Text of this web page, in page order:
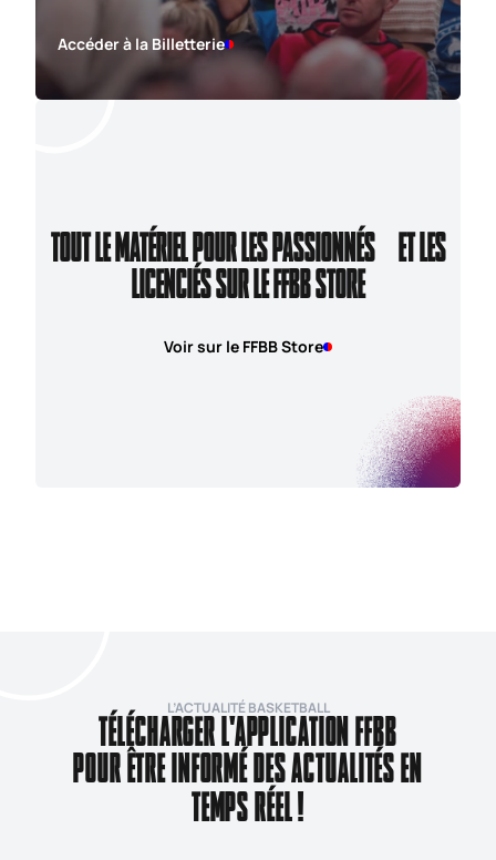
Accéder à la Billetterie
TOUT LE MATÉRIEL POUR LES PASSIONNÉS ET LES
LICENCIÉS SUR LE FFBB STORE
Voir sur le FFBB Store
L’ACTUALITÉ BASKETBALL
TÉLÉCHARGER L'APPLICATION FFBB
POUR ÊTRE INFORMÉ DES ACTUALITÉS EN
TEMPS RÉEL !